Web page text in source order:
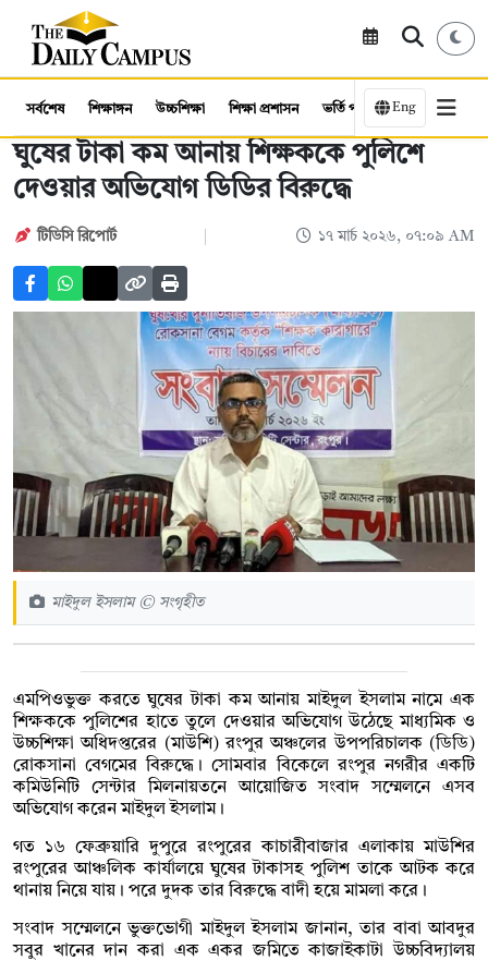
সর্বশেষ শিক্ষাঙ্গন উচ্চশিক্ষা শিক্ষা প্রশাসন ভর্তি পরীক্ষা কর্মসংস্থান
Eng
ঘুষের টাকা কম আনায় শিক্ষককে পুলিশে
দেওয়ার অভিযোগ ডিডির বিরুদ্ধে
টিডিসি রিপোর্ট ১৭ মার্চ ২০২৬, ০৭:০৯ AM
মাইদুল ইসলাম © সংগৃহীত
এমপিওভুক্ত করতে ঘুষের টাকা কম আনায় মাইদুল ইসলাম নামে এক
শিক্ষককে পুলিশের হাতে তুলে দেওয়ার অভিযোগ উঠেছে মাধ্যমিক ও
উচ্চশিক্ষা অধিদপ্তরের (মাউশি) রংপুর অঞ্চলের উপপরিচালক (ডিডি)
রোকসানা বেগমের বিরুদ্ধে। সোমবার বিকেলে রংপুর নগরীর একটি
কমিউনিটি সেন্টার মিলনায়তনে আয়োজিত সংবাদ সম্মেলনে এসব
অভিযোগ করেন মাইদুল ইসলাম।
গত ১৬ ফেব্রুয়ারি দুপুরে রংপুরের কাচারীবাজার এলাকায় মাউশির
রংপুরের আঞ্চলিক কার্যালয়ে ঘুষের টাকাসহ পুলিশ তাকে আটক করে
থানায় নিয়ে যায়। পরে দুদক তার বিরুদ্ধে বাদী হয়ে মামলা করে।
সংবাদ সম্মেলনে ভুক্তভোগী মাইদুল ইসলাম জানান, তার বাবা আবদুর
সবুর খানের দান করা এক একর জমিতে কাজাইকাটা উচ্চবিদ্যালয়